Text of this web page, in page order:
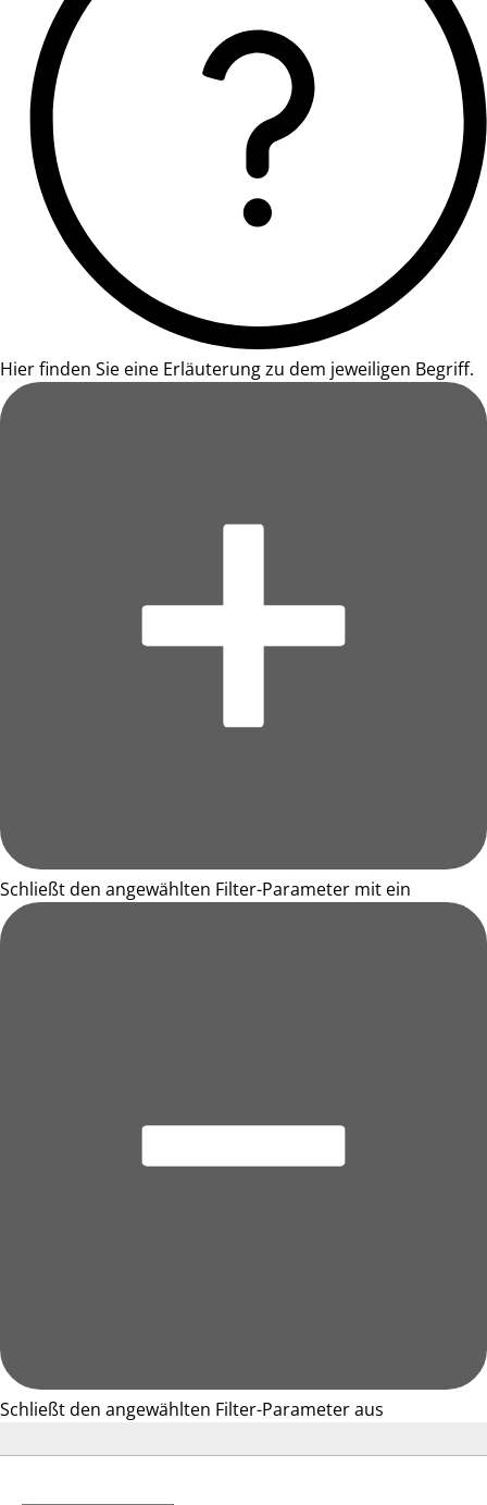
Hier finden Sie eine Erläuterung zu dem jeweiligen Begriff.
Schließt den angewählten Filter-Parameter mit ein
Schließt den angewählten Filter-Parameter aus